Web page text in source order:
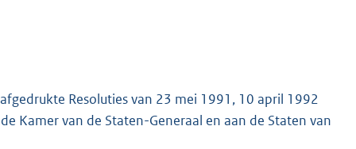
Resoluties van 23 mei 1991, 10 april 1992
Kamer van de Staten-Generaal en aan de Staten van